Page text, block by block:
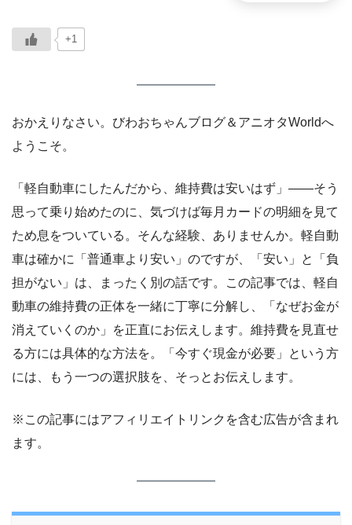
+1
おかえりなさい。びわおちゃんブログ＆アニオタWorldへ
ようこそ。
「軽自動車にしたんだから、維持費は安いはず」――そう
思って乗り始めたのに、気づけば毎月カードの明細を見て
ため息をついている。そんな経験、ありませんか。軽自動
車は確かに「普通車より安い」のですが、「安い」と「負
担がない」は、まったく別の話です。この記事では、軽自
動車の維持費の正体を一緒に丁寧に分解し、「なぜお金が
消えていくのか」を正直にお伝えします。維持費を見直せ
る方には具体的な方法を。「今すぐ現金が必要」という方
には、もう一つの選択肢を、そっとお伝えします。
※この記事にはアフィリエイトリンクを含む広告が含まれ
ます。